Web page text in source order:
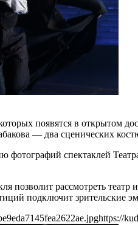
появятся в открытом
— два сценических
фотографий спектаклей
позволит рассмотреть
подключит зрительские
https://